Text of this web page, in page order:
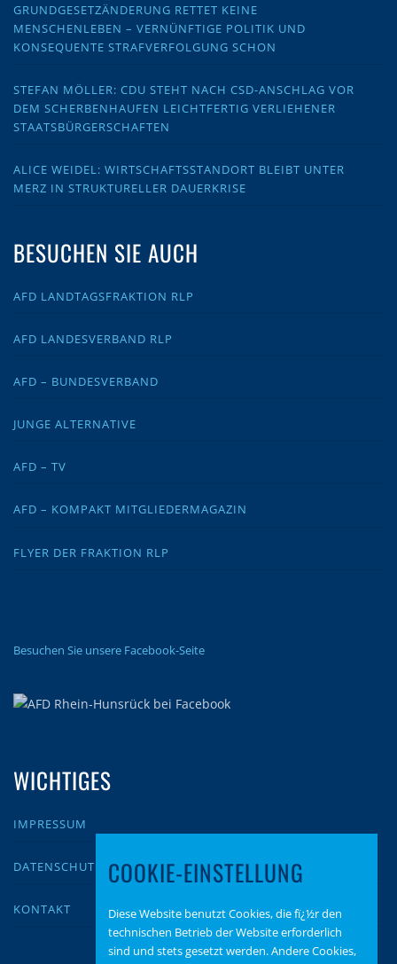
GRUNDGESETZÄNDERUNG RETTET KEINE
MENSCHENLEBEN – VERNÜNFTIGE POLITIK UND
KONSEQUENTE STRAFVERFOLGUNG SCHON
STEFAN MÖLLER: CDU STEHT NACH CSD-ANSCHLAG VOR
DEM SCHERBENHAUFEN LEICHTFERTIG VERLIEHENER
STAATSBÜRGERSCHAFTEN
ALICE WEIDEL: WIRTSCHAFTSSTANDORT BLEIBT UNTER
MERZ IN STRUKTURELLER DAUERKRISE
BESUCHEN SIE AUCH
AFD LANDTAGSFRAKTION RLP
AFD LANDESVERBAND RLP
AFD – BUNDESVERBAND
JUNGE ALTERNATIVE
AFD – TV
AFD – KOMPAKT MITGLIEDERMAGAZIN
FLYER DER FRAKTION RLP
Besuchen Sie unsere Facebook-Seite
WICHTIGES
IMPRESSUM
DATENSCHUTZ
KONTAKT
COOKIE-EINSTELLUNG
Diese Website benutzt Cookies, die fï¿½r den
technischen Betrieb der Website erforderlich
sind und stets gesetzt werden. Andere Cookies,